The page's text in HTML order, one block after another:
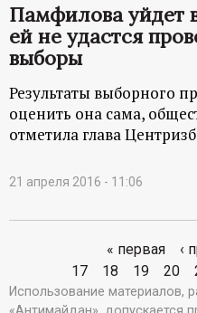
Памфилова уйдет
ей не удастся
выборы
Результаты выборного
оценить она сама,
отметила глава
21 апреля 2016 - 11:06
т
« первая ‹
17
18 19 20
Использование материалов,